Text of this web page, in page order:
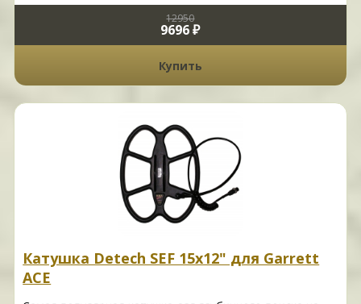
12950
9696 ₽
Купить
Катушка Detech SEF 15x12" для Garrett
ACE